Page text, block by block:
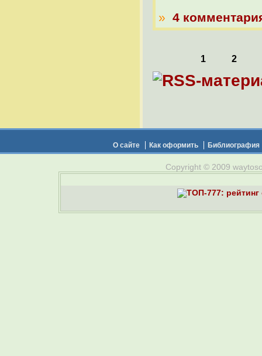
» 4
1 2
О сайте Как оформить Библиография
Copyright © 2009